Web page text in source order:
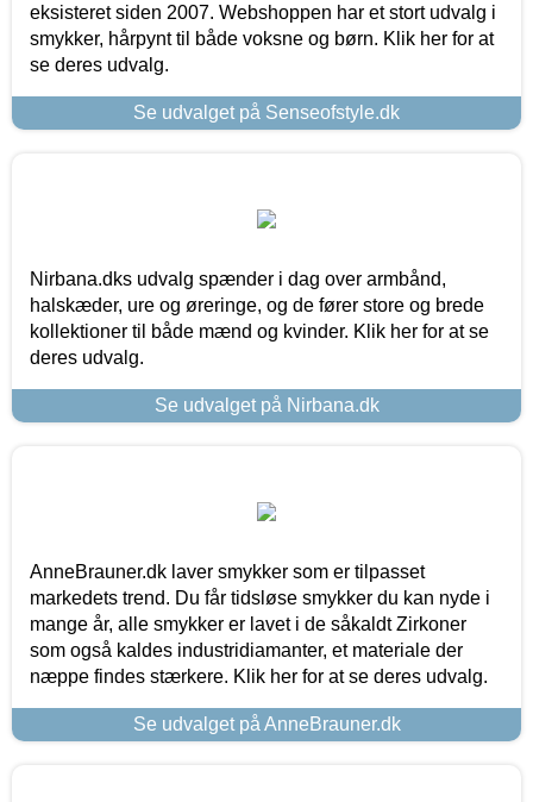
eksisteret siden 2007. Webshoppen har et stort udvalg i
smykker, hårpynt til både voksne og børn. Klik her for at
se deres udvalg.
Se udvalget på Senseofstyle.dk
Nirbana.dks udvalg spænder i dag over armbånd,
halskæder, ure og øreringe, og de fører store og brede
kollektioner til både mænd og kvinder. Klik her for at se
deres udvalg.
Se udvalget på Nirbana.dk
AnneBrauner.dk laver smykker som er tilpasset
markedets trend. Du får tidsløse smykker du kan nyde i
mange år, alle smykker er lavet i de såkaldt Zirkoner
som også kaldes industridiamanter, et materiale der
næppe findes stærkere. Klik her for at se deres udvalg.
Se udvalget på AnneBrauner.dk